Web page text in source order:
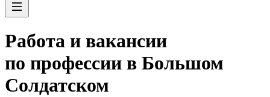
Работа и вакансии
по профессии в Большом
Солдатском